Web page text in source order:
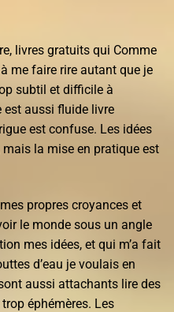
livres gratuits qui Comme
me faire rire autant que je
subtil et difficile à
est aussi fluide livre
est confuse. Les idées
la mise en pratique est
propres croyances et
le monde sous un angle
mes idées, et qui m’a fait
d’eau je voulais en
aussi attachants lire des
éphémères. Les